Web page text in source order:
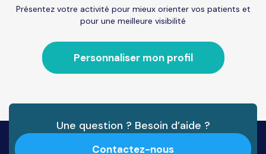
Présentez votre activité pour mieux orienter vos patients et
pour une meilleure visibilité
Personnaliser mon profil
Une question ? Besoin d’aide ?
Contactez-nous